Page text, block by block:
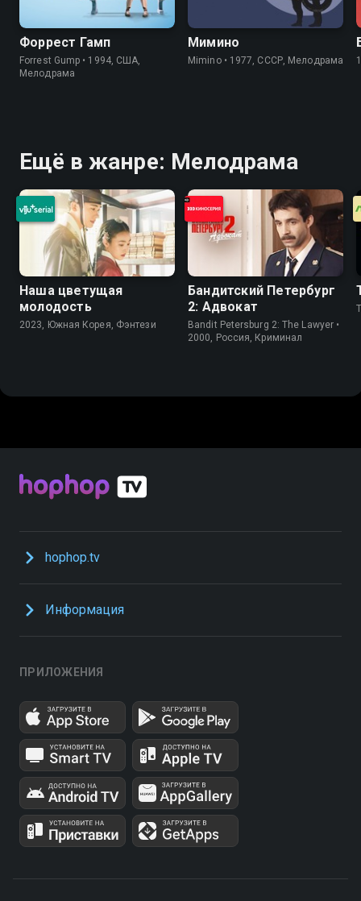
Форрест Гамп
Forrest Gump • 1994, США,
Мелодрама
Мимино
Mimino • 1977, СССР, Мелодрама
Ещё в жанре: Мелодрама
Наша цветущая
молодость
2023, Южная Корея, Фэнтези
Бандитский Петербург
2: Адвокат
Bandit Petersburg 2: The Lawyer •
2000, Россия, Криминал
hophop.tv
Информация
ПРИЛОЖЕНИЯ